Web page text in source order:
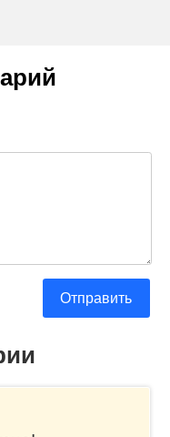
Отправить